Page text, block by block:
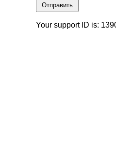
Отправить
Your support ID is: